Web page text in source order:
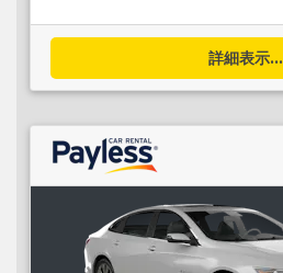
詳細表示...